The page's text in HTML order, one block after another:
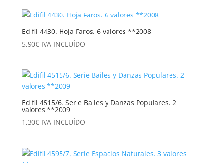
Edifil 4430. Hoja Faros. 6 valores **2008
5,90€ IVA INCLUÍDO
Edifil 4515/6. Serie Bailes y Danzas Populares. 2
valores **2009
1,30€ IVA INCLUÍDO